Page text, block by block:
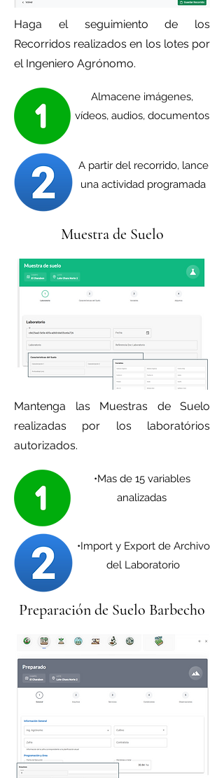
Haga el seguimiento de los
Recorridos realizados en los lotes por
el Ingeniero Agrónomo.
Almacene imágenes,
vídeos, audios, documentos
A partir del recorrido, lance
una actividad programada
Muestra de Suelo
Mantenga las Muestras de Suelo
realizadas por los laboratórios
autorizados.
•Mas de 15 variables
analizadas
•Import y Export de Archivo
del Laboratorio
Preparación de Suelo Barbecho